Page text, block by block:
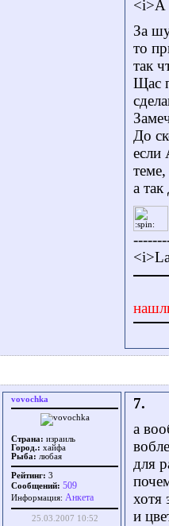
<i>А
За
то
так
Щас
До
если
теме,
а так
vovochka
Страна: израиль
Город.: хайфа
Рыба: любая
Рейтинг: 3
Сообщений: 509
Информация: Aнкета
25.03.2007 10:52
7.
а
для
хотя
и